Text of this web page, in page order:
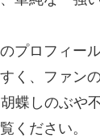
プロフィー
く、ファン
蝶しのぶや
ください。